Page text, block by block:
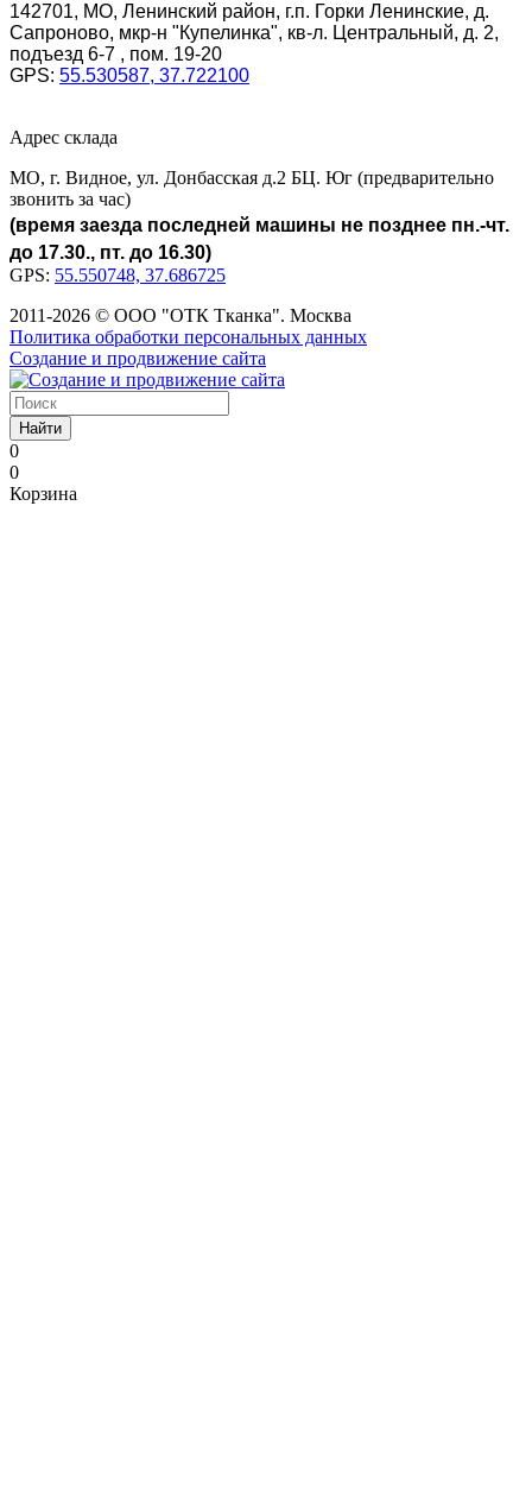
142701, МО, Ленинский район, г.п. Горки Ленинские, д.
Сапроново, мкр-н "Купелинка", кв-л. Центральный, д. 2,
подъезд 6-7 , пом. 19-20
GPS: 55.530587, 37.722100
Адрес склада
МО, г. Видное, ул. Донбасская д.2 БЦ. Юг (предварительно
звонить за час)
(время заезда последней машины не позднее пн.-чт.
до 17.30., пт. до 16.30)
GPS: 55.550748, 37.686725
2011-2026 © ООО "ОТК Тканка". Москва
Политика обработки персональных данных
Создание и продвижение сайта
Найти
0
0
Корзина